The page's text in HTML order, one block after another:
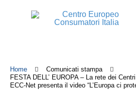
Home
Comunicati stampa
FESTA DELL’ EUROPA – La rete dei
ECC-Net presenta il video “L’Europa ci